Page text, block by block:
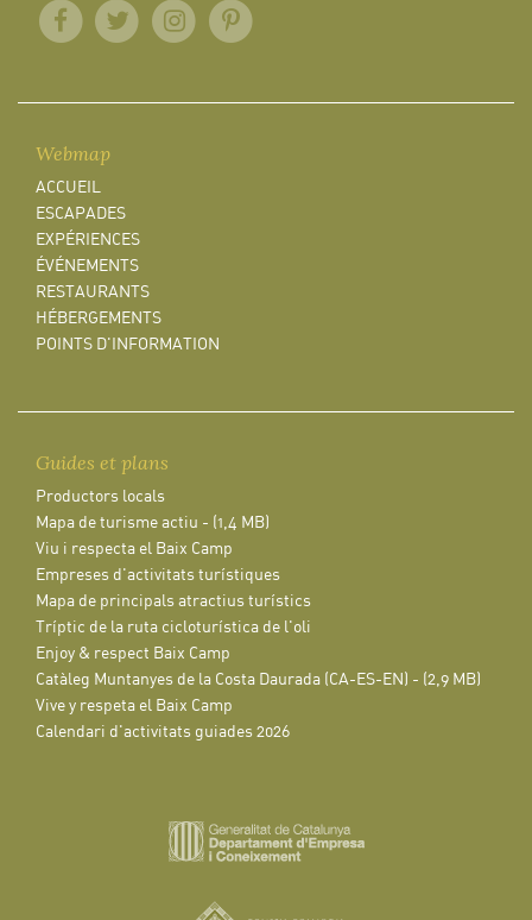
Webmap
ACCUEIL
ESCAPADES
EXPÉRIENCES
ÉVÉNEMENTS
RESTAURANTS
HÉBERGEMENTS
POINTS D'INFORMATION
Guides et plans
Productors locals
Mapa de turisme actiu - (1,4 MB)
Viu i respecta el Baix Camp
Empreses d'activitats turístiques
Mapa de principals atractius turístics
Tríptic de la ruta cicloturística de l'oli
Enjoy & respect Baix Camp
Catàleg Muntanyes de la Costa Daurada (CA-ES-EN) - (2,9 MB)
Vive y respeta el Baix Camp
Calendari d'activitats guiades 2026